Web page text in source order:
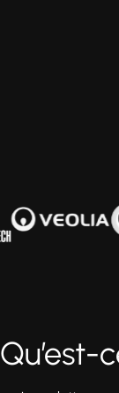
Qu’est-